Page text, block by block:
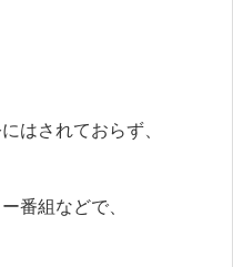
はされておらず、
番組などで、